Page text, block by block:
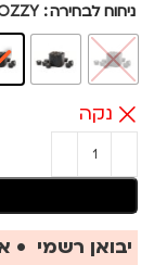
ניחוח לבחירה
נקה
יבואן רשמי •